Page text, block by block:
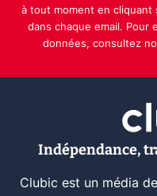
à tout moment en
dans chaque email. Pour
données, consultez
Indépendance,
Clubic est un média